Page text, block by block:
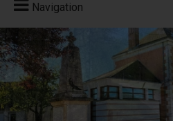
Navigation